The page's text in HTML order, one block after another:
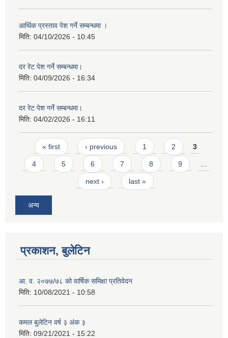
आर्थिक प्रस्ताव पेश गर्ने सम्बन्धमा ।
मिति: 04/10/2026 - 10:45
दर रेट पेश गर्ने सम्बन्धमा।
मिति: 04/09/2026 - 16:34
दर रेट पेश गर्ने सम्बन्धमा।
मिति: 04/02/2026 - 16:11
Pages
« first ‹ previous 1 2 3
4 5 6 7 8 9 …
next › last »
अन्य
प्रकाशन, बुलेटिन
आ. व. २०७७/७८ को वार्षिक समिक्षा प्रतिवेदन
मिति: 10/08/2021 - 10:58
कमल बुलेटिन वर्ष ३ अंक ३
मिति: 09/21/2021 - 15:22